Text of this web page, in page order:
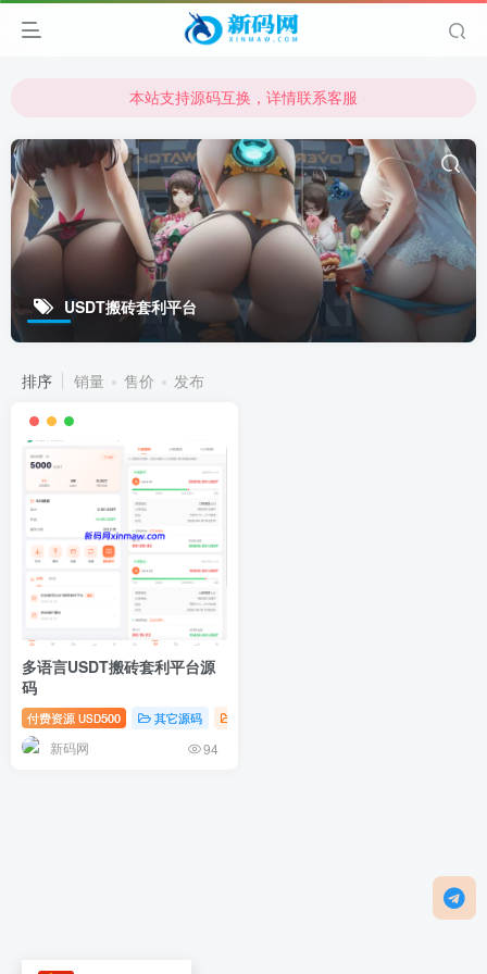
本站支持源码互换，详情联系客服
本站支持源码互换，详情联系客服
USDT搬砖套利平台
排序 销量 售价 发布
多语言USDT搬砖套利平台源
码
付费资源 USD500 其它源码
新码网 94